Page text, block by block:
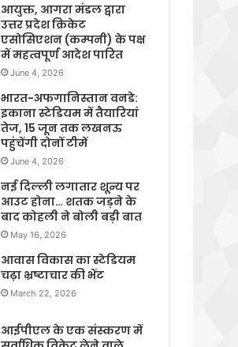
आयुक्त, आगरा मंडल द्वारा
उत्तर प्रदेश क्रिकेट
एसोसिएशन (कम्पनी) के पक्ष
में महत्वपूर्ण आदेश पारित
June 4, 2026
भारत-अफगानिस्तान वनडे:
इकाना स्टेडियम में तैयारियां
तेज, 15 जून तक लखनऊ
पहुंचेंगी दोनों टीमें
June 4, 2026
नई दिल्ली लगातार शून्य पर
आउट होना… शतक जड़ने के
बाद कोहली ने बोली बड़ी बात
May 16, 2026
आवास विकास का स्टेडियम
चढ़ा भ्रष्टाचार की भेंट
March 22, 2026
आईपीएल के एक संस्करण में